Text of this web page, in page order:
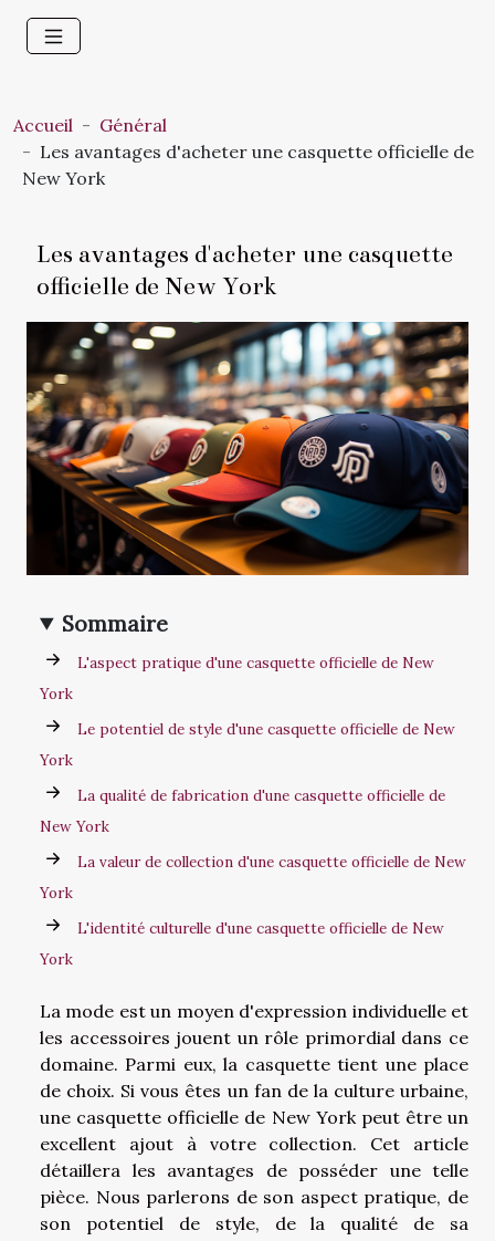
Accueil
Général
Les avantages d'acheter une casquette officielle de
New York
Les avantages d'acheter une casquette
officielle de New York
Sommaire
L'aspect pratique d'une casquette officielle de New
York
Le potentiel de style d'une casquette officielle de New
York
La qualité de fabrication d'une casquette officielle de
New York
La valeur de collection d'une casquette officielle de New
York
L'identité culturelle d'une casquette officielle de New
York
La mode est un moyen d'expression individuelle et
les accessoires jouent un rôle primordial dans ce
domaine. Parmi eux, la casquette tient une place
de choix. Si vous êtes un fan de la culture urbaine,
une casquette officielle de New York peut être un
excellent ajout à votre collection. Cet article
détaillera les avantages de posséder une telle
pièce. Nous parlerons de son aspect pratique, de
son potentiel de style, de la qualité de sa